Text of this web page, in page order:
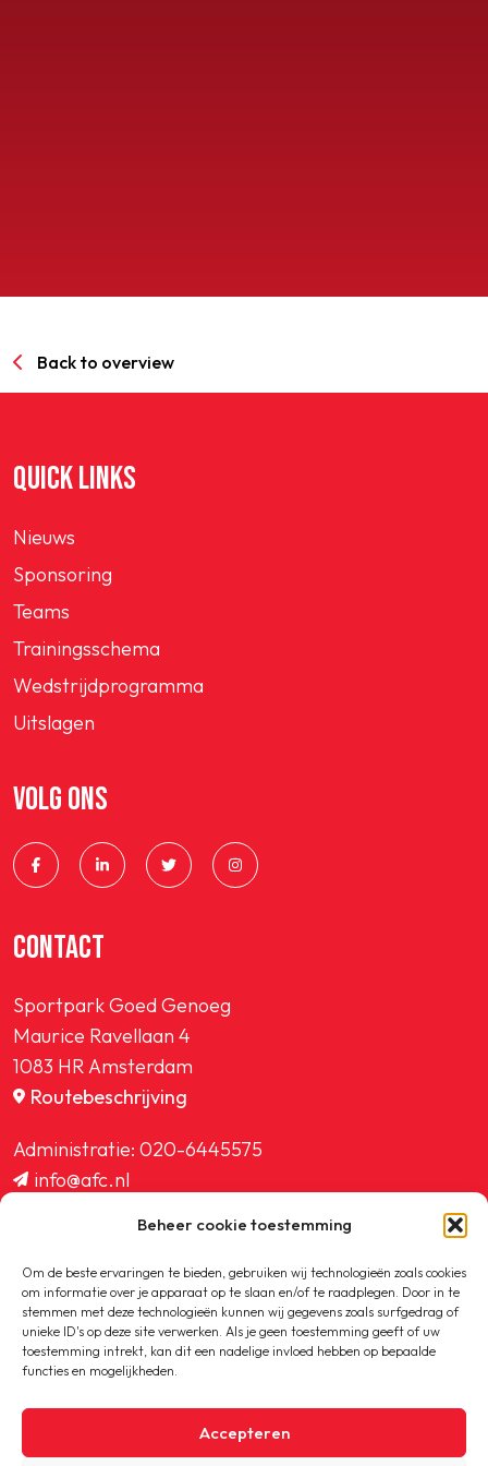
Beheer cookie toestemming
Om de beste ervaringen te bieden, gebruiken wij technologieën zoals cookies
om informatie over je apparaat op te slaan en/of te raadplegen. Door in te
stemmen met deze technologieën kunnen wij gegevens zoals surfgedrag of
unieke ID's op deze site verwerken. Als je geen toestemming geeft of uw
toestemming intrekt, kan dit een nadelige invloed hebben op bepaalde
functies en mogelijkheden.
Accepteren
Back to overview
QUICK LINKS
Nieuws
Sponsoring
Teams
Trainingsschema
Wedstrijdprogramma
Uitslagen
VOLG ONS
CONTACT
Sportpark Goed Genoeg
Maurice Ravellaan 4
1083 HR Amsterdam
Routebeschrijving
Administratie: 020-6445575
info@afc.nl
ledenadministratie@afc.nl
Copyright © 2020-2026 AFC